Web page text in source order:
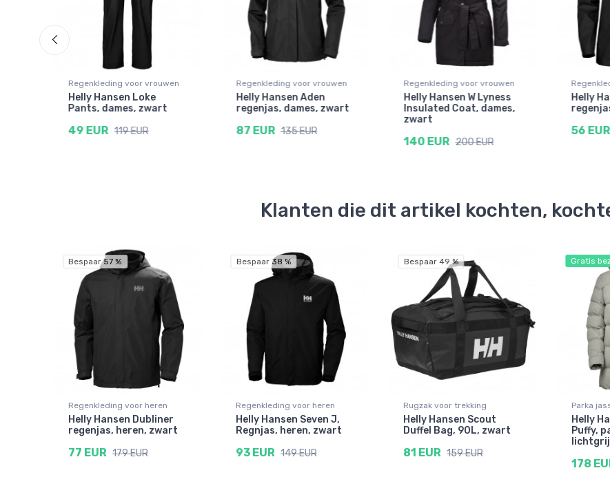
Regenkleding voor vrouwen
Helly Hansen Loke
Pants, dames, zwart
49 EUR 119 EUR
Regenkleding voor vrouwen
Helly Hansen Aden
regenjas, dames, zwart
87 EUR 135 EUR
Regenkleding voor vrouwen
Helly Hansen W Lyness
Insulated Coat, dames,
zwart
140 EUR 200 EUR
Helly
56 EUR
Klanten die dit artikel kochten,
Bespaar 57 %
Regenkleding voor heren
Helly Hansen Dubliner
regenjas, heren, zwart
77 EUR 179 EUR
Bespaar 38 %
Regenkleding voor heren
Helly Hansen Seven J,
Regnjas, heren, zwart
93 EUR 149 EUR
Bespaar 49 %
Rugzak voor trekking
Helly Hansen Scout
Duffel Bag, 90L, zwart
81 EUR 159 EUR
Gratis
Parka
Helly
Puffy,
178